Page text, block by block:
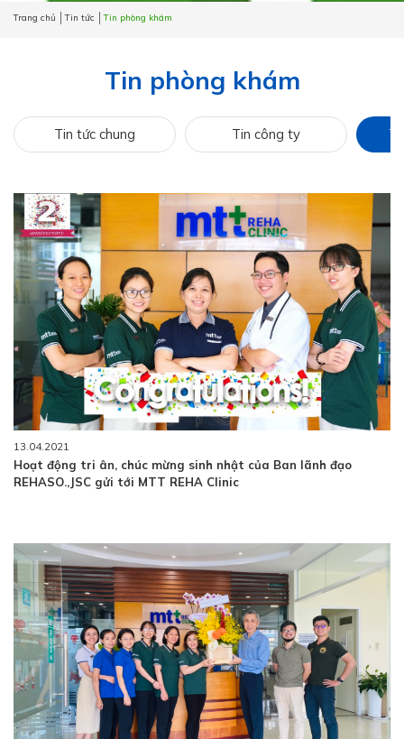
Trang chủ Tin tức Tin phòng khám
Tin phòng khám
Tin tức chung Tin công ty
13.04.2021
Hoạt động tri ân, chúc mừng sinh nhật của Ban lãnh đạo
REHASO.,JSC gửi tới MTT REHA Clinic